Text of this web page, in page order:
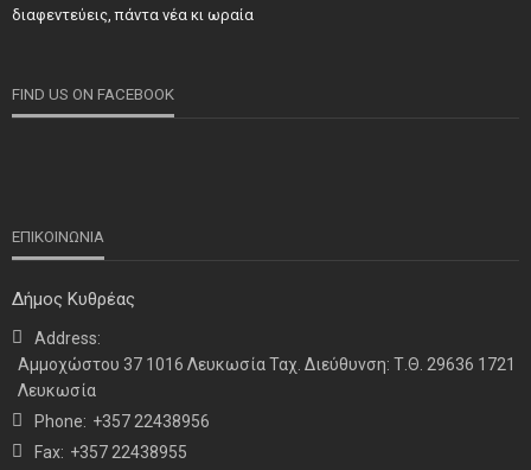
Τιμήθηκαν και φέτος προσωπικότητες και φορείς των
ΝΕΑ ΤΕΛΕΥΤΑΙΑ ΝΕΑ
Η παρουσία μας στο 41ο Συνέδριο της ΠΣΕΚΑ στην
Ουάσινγκτον
διαφεντεύεις, πάντα νέα κι ωραία
FIND US ON FACEBOOK
ΕΠΙΚΟΙΝΩΝΙΑ
Δήμος Κυθρέας
Address:
Αμμοχώστου 37 1016 Λευκωσία Ταχ. Διεύθυνση: Τ.Θ. 29636 1721
Λευκωσία
Phone: +357 22438956
Fax: +357 22438955